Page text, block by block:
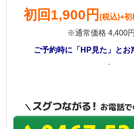
初回1,900円 (税込)+初
※通常価格 4,400円
ご予約時に「HP見た」とお
.